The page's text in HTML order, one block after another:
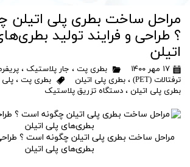
مراحل ساخت بطری پلی اتیلن
؟ طراحی و فرایند تولید
اتیلن
۱۷ مهر ۱۴۰۰ بطری پت ، جار پلاستیک ،
ترفتالات (PET)
، بطری پلی اتیلن بطری پت ، پلی
بطری پلی اتیلن ، دستگاه تزریق پلاستیک
مراحل ساخت بطری پلی اتیلن چگونه است ؟ طراحی
بطری‌های پلی اتیلن